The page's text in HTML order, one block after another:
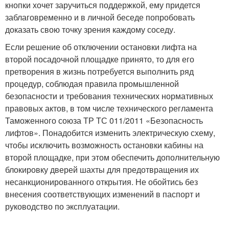
кнопки хочет заручиться поддержкой, ему придется
заблаговременно и в личной беседе попробовать
доказать свою точку зрения каждому соседу.
Если решение об отключении остановки лифта на
второй посадочной площадке принято, то для его
претворения в жизнь потребуется выполнить ряд
процедур, соблюдая правила промышленной
безопасности и требования технических нормативных
правовых актов, в том числе технического регламента
Таможенного союза ТР ТС 011/2011 «Безопасность
лифтов». Понадобится изменить электрическую схему,
чтобы исключить возможность остановки кабины на
второй площадке, при этом обеспечить дополнительную
блокировку дверей шахты для предотвращения их
несанкционированного открытия. Не обойтись без
внесения соответствующих изменений в паспорт и
руководство по эксплуатации.